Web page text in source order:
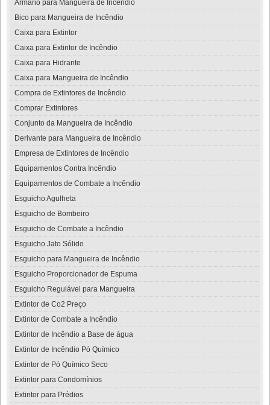
Armário para Mangueira de Incêndio
Bico para Mangueira de Incêndio
Caixa para Extintor
Caixa para Extintor de Incêndio
Caixa para Hidrante
Caixa para Mangueira de Incêndio
Compra de Extintores de Incêndio
Comprar Extintores
Conjunto da Mangueira de Incêndio
Derivante para Mangueira de Incêndio
Empresa de Extintores de Incêndio
Equipamentos Contra Incêndio
Equipamentos de Combate a Incêndio
Esguicho Agulheta
Esguicho de Bombeiro
Esguicho de Combate a Incêndio
Esguicho Jato Sólido
Esguicho para Mangueira de Incêndio
Esguicho Proporcionador de Espuma
Esguicho Regulável para Mangueira
Extintor de Co2 Preço
Extintor de Combate a Incêndio
Extintor de Incêndio a Base de água
Extintor de Incêndio Pó Químico
Extintor de Pó Químico Seco
Extintor para Condomínios
Extintor para Prédios